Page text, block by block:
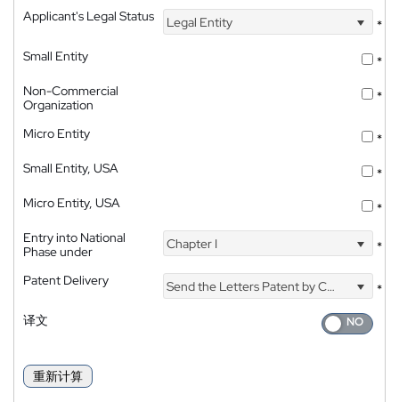
Applicant's Legal Status
Legal Entity
*
Small Entity
*
Non-Commercial
Organization
*
Micro Entity
*
Small Entity, USA
*
Micro Entity, USA
*
Entry into National
Phase under
Chapter I *
Patent Delivery Send the Letters Patent by Courier
*
译文
重新计算